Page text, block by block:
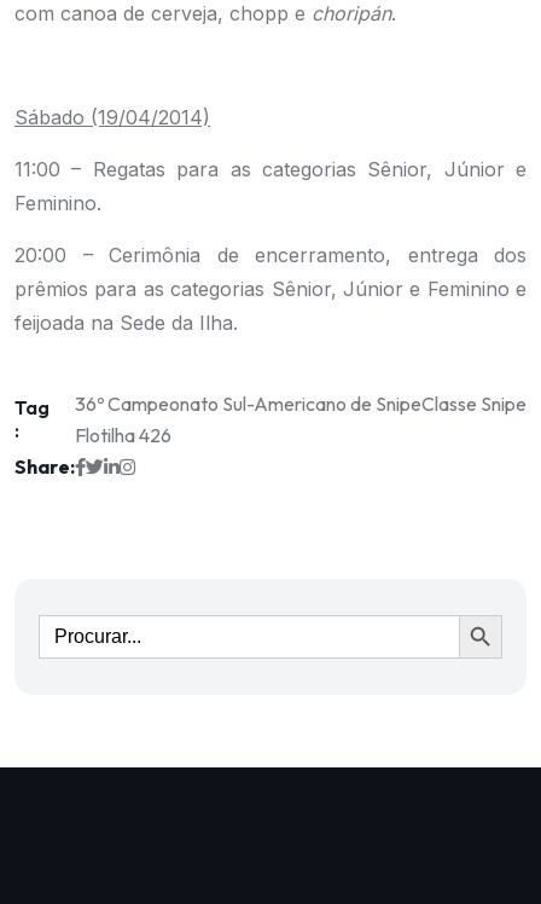
com canoa de cerveja, chopp e choripán.
Sábado (19/04/2014)
11:00 – Regatas para as categorias Sênior, Júnior e
Feminino.
20:00 – Cerimônia de encerramento, entrega dos
prêmios para as categorias Sênior, Júnior e Feminino e
feijoada na Sede da Ilha.
Tag
:
36º Campeonato Sul-Americano de SnipeClasse Snipe
Flotilha 426
Share:
Ir